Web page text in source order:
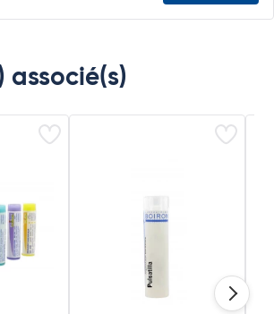
associé(s)